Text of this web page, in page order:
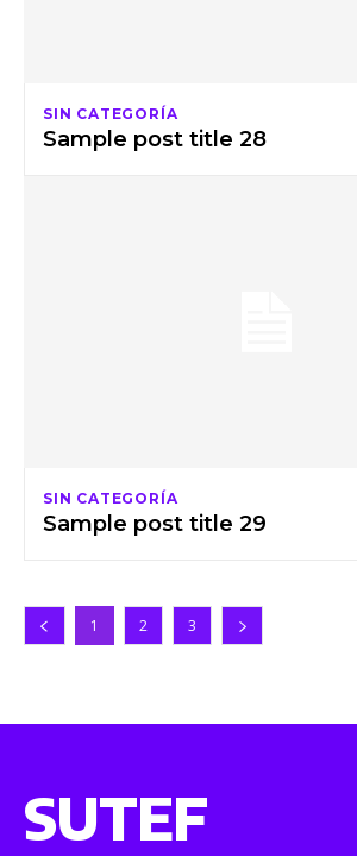
SIN CATEGORÍA
Sample post title 28
SIN CATEGORÍA
Sample post title 29
1 2 3
SUTEF